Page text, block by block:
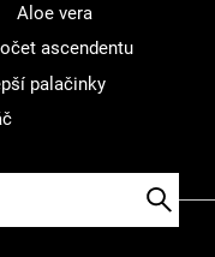
Aloe vera
ascendentu
palačinky